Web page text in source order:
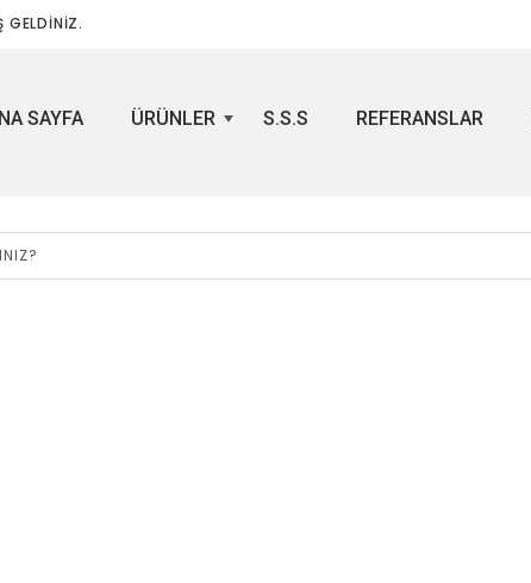
GELDİNİZ.
SAYFA ÜRÜNLER S.S.S REFERANSLAR